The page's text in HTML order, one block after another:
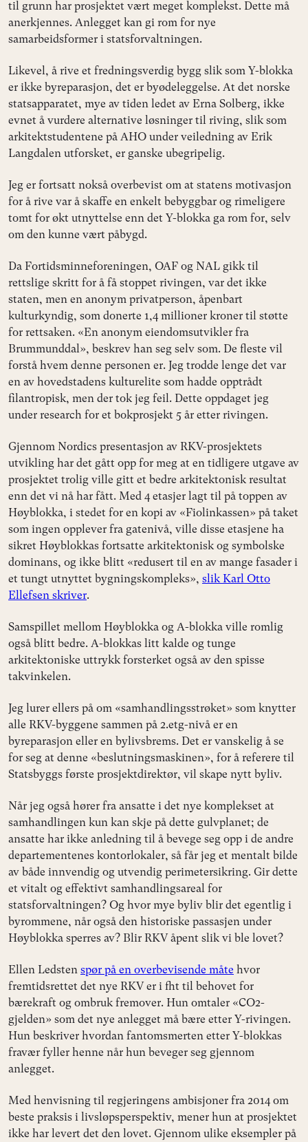
til grunn har prosjektet vært meget komplekst. Dette må
anerkjennes. Anlegget kan gi rom for nye
samarbeidsformer i statsforvaltningen.
Likevel, å rive et fredningsverdig bygg slik som Y-blokka
er ikke byreparasjon, det er byødeleggelse. At det norske
statsapparatet, mye av tiden ledet av Erna Solberg, ikke
evnet å vurdere alternative løsninger til riving, slik som
arkitektstudentene på AHO under veiledning av Erik
Langdalen utforsket, er ganske ubegripelig.
Jeg er fortsatt nokså overbevist om at statens motivasjon
for å rive var å skaffe en enkelt bebyggbar og rimeligere
tomt for økt utnyttelse enn det Y-blokka ga rom for, selv
om den kunne vært påbygd.
Da Fortidsminneforeningen, OAF og NAL gikk til
rettslige skritt for å få stoppet rivingen, var det ikke
staten, men en anonym privatperson, åpenbart
kulturkyndig, som donerte 1,4 millioner kroner til støtte
for rettsaken. «En anonym eiendomsutvikler fra
Brummunddal», beskrev han seg selv som. De fleste vil
forstå hvem denne personen er. Jeg trodde lenge det var
en av hovedstadens kulturelite som hadde opptrådt
filantropisk, men der tok jeg feil. Dette oppdaget jeg
under research for et bokprosjekt 5 år etter rivingen.
Gjennom Nordics presentasjon av RKV-prosjektets
utvikling har det gått opp for meg at en tidligere utgave av
prosjektet trolig ville gitt et bedre arkitektonisk resultat
enn det vi nå har fått. Med 4 etasjer lagt til på toppen av
Høyblokka, i stedet for en kopi av «Fiolinkassen» på taket
som ingen opplever fra gatenivå, ville disse etasjene ha
sikret Høyblokkas fortsatte arkitektonisk og symbolske
dominans, og ikke blitt «redusert til en av mange fasader i
et tungt utnyttet bygningskompleks», slik Karl Otto
Ellefsen skriver.
Samspillet mellom Høyblokka og A-blokka ville romlig
også blitt bedre. A-blokkas litt kalde og tunge
arkitektoniske uttrykk forsterket også av den spisse
takvinkelen.
Jeg lurer ellers på om «samhandlingsstrøket» som knytter
alle RKV-byggene sammen på 2.etg-nivå er en
byreparasjon eller en bylivsbrems. Det er vanskelig å se
for seg at denne «beslutningsmaskinen», for å referere til
Statsbyggs første prosjektdirektør, vil skape nytt byliv.
Når jeg også hører fra ansatte i det nye komplekset at
samhandlingen kun kan skje på dette gulvplanet; de
ansatte har ikke anledning til å bevege seg opp i de andre
departementenes kontorlokaler, så får jeg et mentalt bilde
av både innvendig og utvendig perimetersikring. Gir dette
et vitalt og effektivt samhandlingsareal for
statsforvaltningen? Og hvor mye byliv blir det egentlig i
byrommene, når også den historiske passasjen under
Høyblokka sperres av? Blir RKV åpent slik vi ble lovet?
Ellen Ledsten spør på en overbevisende måte hvor
fremtidsrettet det nye RKV er i fht til behovet for
bærekraft og ombruk fremover. Hun omtaler «CO2-
gjelden» som det nye anlegget må bære etter Y-rivingen.
Hun beskriver hvordan fantomsmerten etter Y-blokkas
fravær fyller henne når hun beveger seg gjennom
anlegget.
Med henvisning til regjeringens ambisjoner fra 2014 om
beste praksis i livsløpsperspektiv, mener hun at prosjektet
ikke har levert det den lovet. Gjennom ulike eksempler på